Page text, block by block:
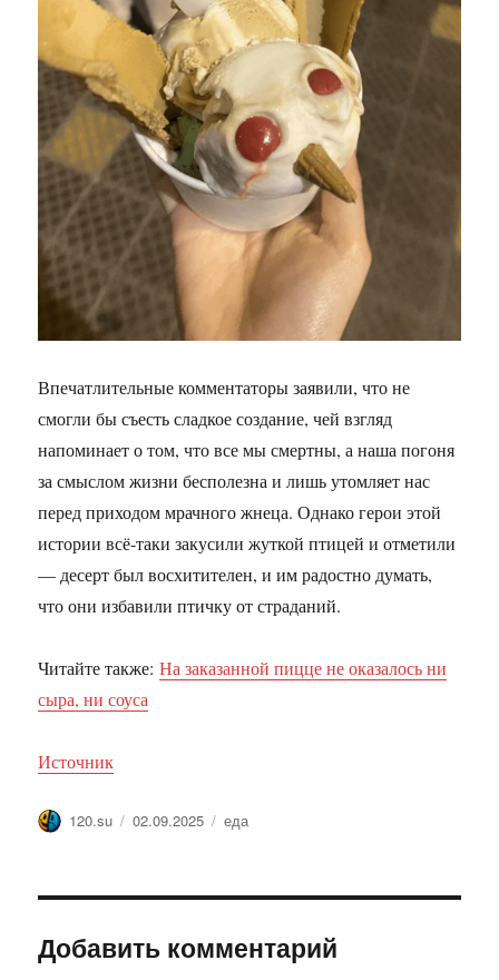
Впечатлительные комментаторы заявили, что не
смогли бы съесть сладкое создание, чей взгляд
напоминает о том, что все мы смертны, а наша погоня
за смыслом жизни бесполезна и лишь утомляет нас
перед приходом мрачного жнеца. Однако герои этой
истории всё-таки закусили жуткой птицей и отметили
— десерт был восхитителен, и им радостно думать,
что они избавили птичку от страданий.
Читайте также:На заказанной пицце не оказалось ни
сыра, ни соуса
Источник
Автор
120.su Опубликовано
02.09.2025 Метки
еда
Добавить комментарий